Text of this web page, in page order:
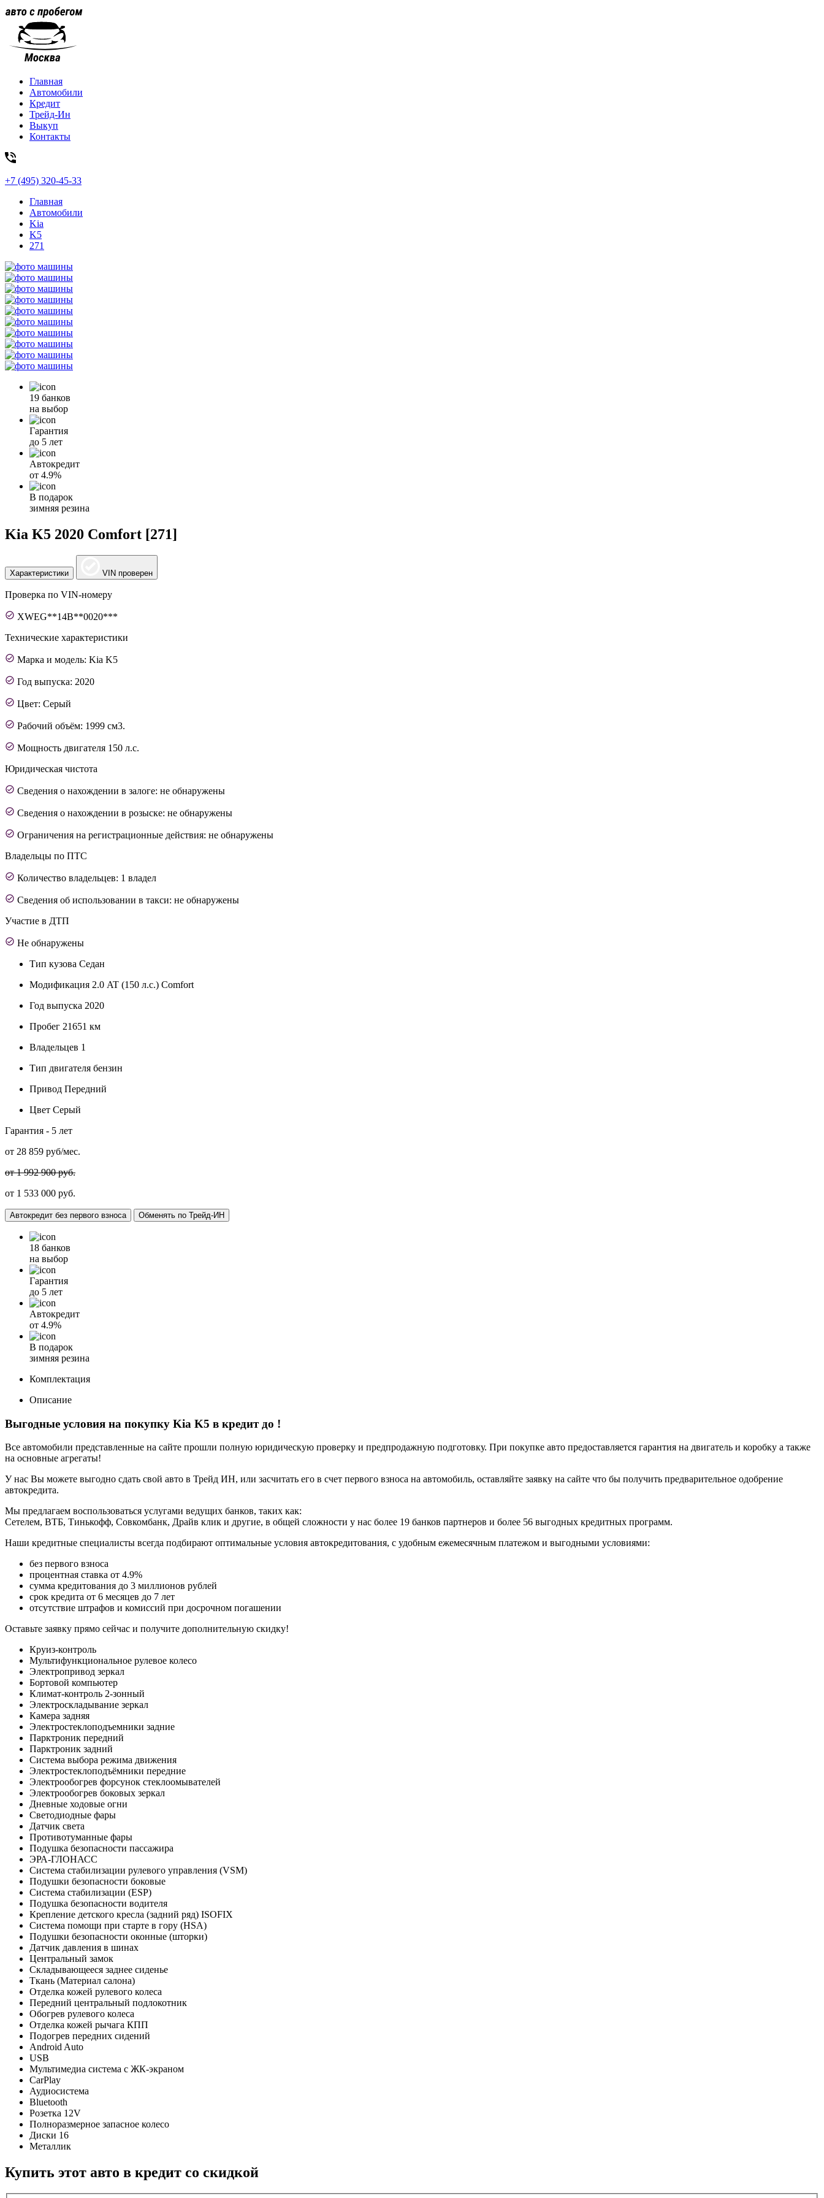
Главная
Автомобили
Кредит
Трейд-Ин
Выкуп
Контакты
+7 (495) 320-45-33
Главная
Автомобили
Kia
K5
271
19 банков
на выбор
Гарантия
до 5 лет
Автокредит
от 4.9%
В подарок
зимняя резина
Kia K5 2020 Comfort [271]
Характеристики VIN проверен
Проверка по VIN-номеру
XWEG**14B**0020***
Технические характеристики
Марка и модель: Kia K5
Год выпуска: 2020
Цвет: Серый
Рабочий объём: 1999 см3.
Мощность двигателя 150 л.с.
Юридическая чистота
Сведения о нахождении в залоге: не обнаружены
Сведения о нахождении в розыске: не обнаружены
Ограничения на регистрационные действия: не обнаружены
Владельцы по ПТС
Количество владельцев: 1 владел
Сведения об использовании в такси: не обнаружены
Участие в ДТП
Не обнаружены
Тип кузова Седан
Модификация 2.0 AT (150 л.с.) Comfort
Год выпуска 2020
Пробег 21651 км
Владельцев 1
Тип двигателя бензин
Привод Передний
Цвет Серый
Гарантия - 5 лет
от 28 859 руб/мес.
от 1 992 900 руб.
от 1 533 000 руб.
Автокредит без первого взноса Обменять по Трейд-ИН
18 банков
на выбор
Гарантия
до 5 лет
Автокредит
от 4.9%
В подарок
зимняя резина
Комплектация
Описание
Выгодные условия на покупку Kia K5 в кредит до !
Все автомобили представленные на сайте прошли полную юридическую проверку и предпродажную подготовку. При покупке авто предоставляется гарантия на двигатель и коробку а также
на основные агрегаты!
У нас Вы можете выгодно сдать свой авто в Трейд ИН, или засчитать его в счет первого взноса на автомобиль, оставляйте заявку на сайте что бы получить предварительное одобрение
автокредита.
Мы предлагаем воспользоваться услугами ведущих банков, таких как:
Сетелем, ВТБ, Тинькофф, Совкомбанк, Драйв клик и другие, в общей сложности у нас более 19 банков партнеров и более 56 выгодных кредитных программ.
Наши кредитные специалисты всегда подбирают оптимальные условия автокредитования, с удобным ежемесячным платежом и выгодными условиями:
без первого взноса
процентная ставка от 4.9%
сумма кредитования до 3 миллионов рублей
срок кредита от 6 месяцев до 7 лет
отсутствие штрафов и комиссий при досрочном погашении
Оставьте заявку прямо сейчас и получите дополнительную скидку!
Круиз-контроль
Мультифункциональное рулевое колесо
Электропривод зеркал
Бортовой компьютер
Климат-контроль 2-зонный
Электроскладывание зеркал
Камера задняя
Электростеклоподъемники задние
Парктроник передний
Парктроник задний
Система выбора режима движения
Электростеклоподъёмники передние
Электрообогрев форсунок стеклоомывателей
Электрообогрев боковых зеркал
Дневные ходовые огни
Светодиодные фары
Датчик света
Противотуманные фары
Подушка безопасности пассажира
ЭРА-ГЛОНАСС
Система стабилизации рулевого управления (VSM)
Подушки безопасности боковые
Система стабилизации (ESP)
Подушка безопасности водителя
Крепление детского кресла (задний ряд) ISOFIX
Система помощи при старте в гору (HSA)
Подушки безопасности оконные (шторки)
Датчик давления в шинах
Центральный замок
Складывающееся заднее сиденье
Ткань (Материал салона)
Отделка кожей рулевого колеса
Передний центральный подлокотник
Обогрев рулевого колеса
Отделка кожей рычага КПП
Подогрев передних сидений
Android Auto
USB
Мультимедиа система с ЖК-экраном
CarPlay
Аудиосистема
Bluetooth
Розетка 12V
Полноразмерное запасное колесо
Диски 16
Металлик
Купить этот авто в кредит со скидкой